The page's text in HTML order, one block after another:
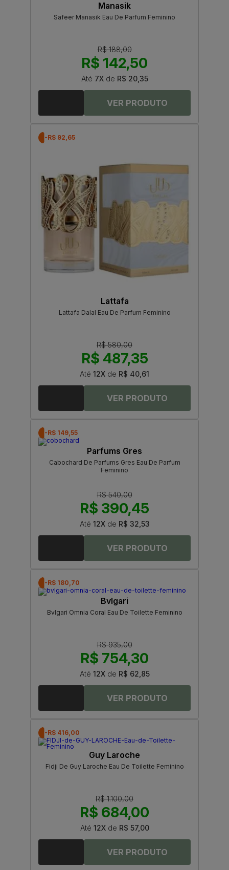
Manasik
Safeer Manasik Eau De Parfum Feminino
R$ 188,00
R$ 142,50
Até 7Xde R$ 20,35
-R$ 92,65
Lattafa
Lattafa Dalal Eau De Parfum Feminino
R$ 580,00
R$ 487,35
Até 12X de R$ 40,61
-R$ 149,55
Parfums Gres
Cabochard De Parfums Gres Eau De Parfum
Feminino
R$ 540,00
R$ 390,45
Até 12Xde R$ 32,53
-R$ 180,70
Bvlgari
Bvlgari Omnia Coral Eau De Toilette Feminino
R$ 935,00
R$ 754,30
Até 12Xde R$ 62,85
-R$ 416,00
Guy Laroche
Fidji De Guy Laroche Eau De Toilette Feminino
R$ 1.100,00
R$ 684,00
Até 12Xde R$ 57,00